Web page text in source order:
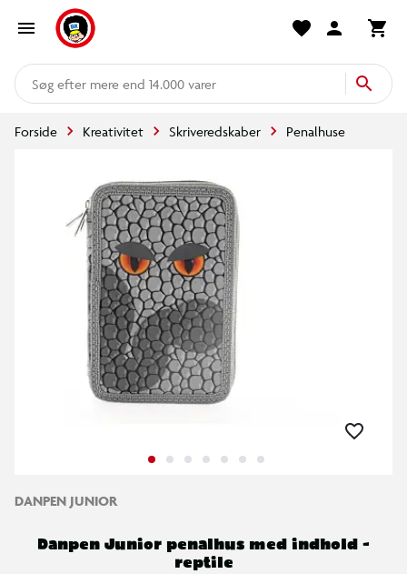
mere end 14.000 varer
Forside Kreativitet Skriveredskaber Penalhuse
DANPEN JUNIOR
Danpen Junior penalhus med indhold -
reptile